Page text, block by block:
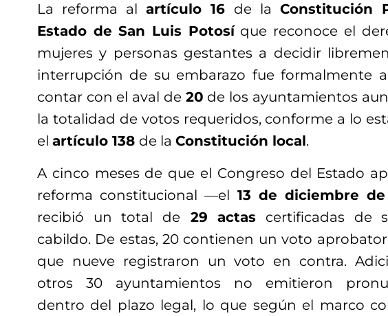
La reforma alartículo 16 de la Constitución
Estado de San Luis Potosíque reconoce el
mujeres y personas gestantes a decidir
interrupción de su embarazo fue formalmente
contar con el aval de 20 de los ayuntamientos
la totalidad de votos requeridos, conforme a lo
el artículo 138 de la Constitución local.
A cinco meses de que el Congreso del Estado
reforma constitucional —el 13 de diciembre
recibió un total de 29 actas certificadas de
cabildo. De estas, 20 contienen un voto
que nueve registraron un voto en contra.
otros 30 ayuntamientos no emitieron
dentro del plazo legal, lo que según el marco